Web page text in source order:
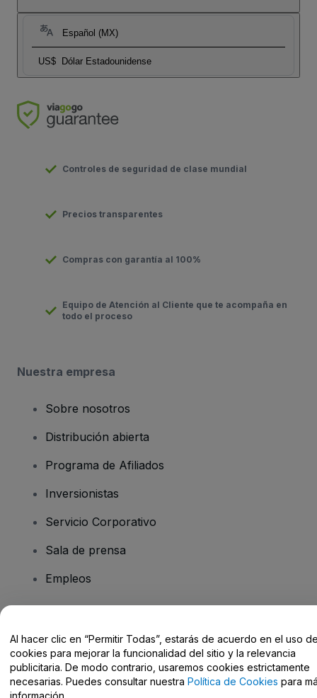
Español (MX)
US$ Dólar Estadounidense
Controles de seguridad de clase mundial
Precios transparentes
Compras con garantía al 100%
Equipo de Atención al Cliente que te acompaña en
todo el proceso
Nuestra empresa
Sobre nosotros
Distribución abierta
Programa de Afiliados
Inversionistas
Servicio Corporativo
Sala de prensa
Empleos
Centro de Ayuda / Contacto
Al hacer clic en “Permitir Todas”, estarás de acuerdo en el uso
cookies para mejorar la funcionalidad del sitio y la relevancia
publicitaria. De modo contrario, usaremos cookies estrictamente
necesarias. Puedes consultar nuestra Política de Cookies para
información.